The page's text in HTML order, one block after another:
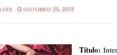
OUTUBRO 25, 2013
Título: